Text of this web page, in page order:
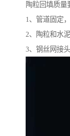
陶粒回填质量
1、管道固定
2、陶粒和水
3、钢丝网接